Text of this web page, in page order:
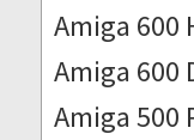
Amiga 600
Amiga 600
Amiga 500